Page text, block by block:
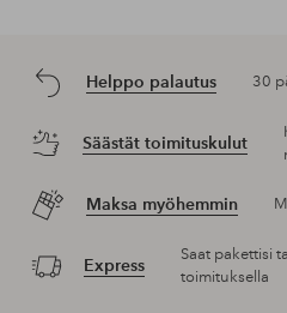
Helppo palautus 30
Säästät toimituskulut
Maksa myöhemmin
Express
Saat pakettisi
toimituksella